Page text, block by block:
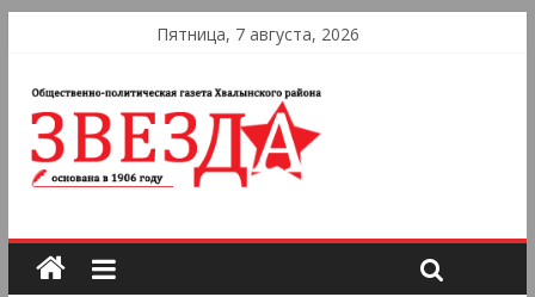
Пятница, 7 августа, 2026